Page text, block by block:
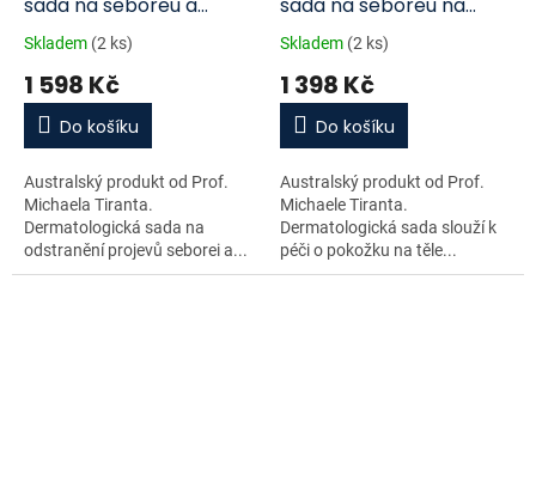
cradle cap na pokožce
hlavy
Skladem (2 ks)
1 598 Kč
Do košíku
Australský produkt od Prof.
Michaela Tiranta.
Dermatologická sada na
odstranění projevů seborei a...
pokožce
Skladem (2 ks)
1 398 Kč
Do košíku
Australský produkt od Prof.
Michaele Tiranta.
Dermatologická sada slouží k
péči o pokožku na těle...